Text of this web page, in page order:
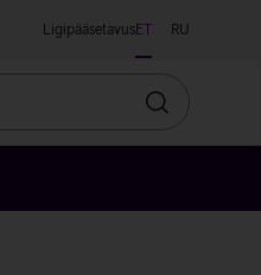
LigipääsetavusET RU
Otsin